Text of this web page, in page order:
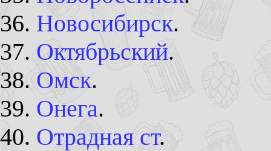
Новосибирск.
Октябрьский.
Омск.
Онега.
Отрадная ст.